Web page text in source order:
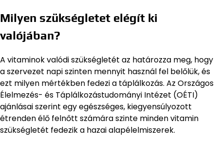
Milyen szükségletet elégít ki
valójában?
A vitaminok valódi szükségletét az határozza meg, hogy
a szervezet napi szinten mennyit használ fel belőlük, és
ezt milyen mértékben fedezi a táplálkozás. Az Országos
Élelmezés- és Táplálkozástudományi Intézet (OÉTI)
ajánlásai szerint egy egészséges, kiegyensúlyozott
étrenden élő felnőtt számára szinte minden vitamin
szükségletét fedezik a hazai alapélelmiszerek.